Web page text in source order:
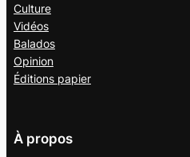
Culture
Vidéos
Balados
Opinion
Éditions papier
À propos